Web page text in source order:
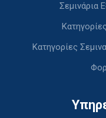
Σεμινάρια
Κατηγορίες